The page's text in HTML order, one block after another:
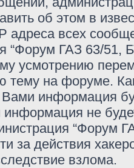
об этом в
адреса всех
“Форум ГАЗ 63/51,
усмотрению
тему на форуме.
Вами информация
не
“Форум
за действия
взлома.